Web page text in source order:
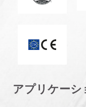
アプリケーシ